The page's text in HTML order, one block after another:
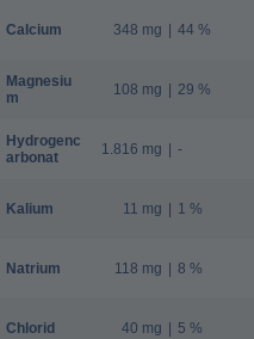
Calcium
Magnesiu
m
Hydrogenc
arbonat
Kalium
Natrium
Chlorid
348 mg | 44 %
108 mg | 29 %
1.816 mg | -
11 mg | 1 %
118 mg | 8 %
40 mg | 5 %